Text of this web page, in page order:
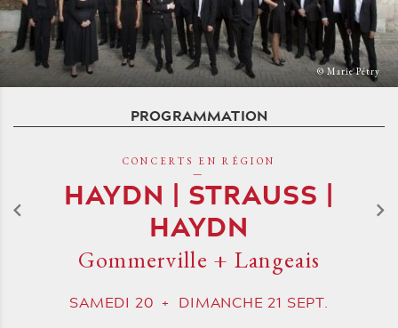
© Marie Pétry
PROGRAMMATION
CONCERTS EN RÉGION
HAYDN | STRAUSS |
HAYDN
Gommerville + Langeais
SAMEDI 20 + DIMANCHE21 SEPT.